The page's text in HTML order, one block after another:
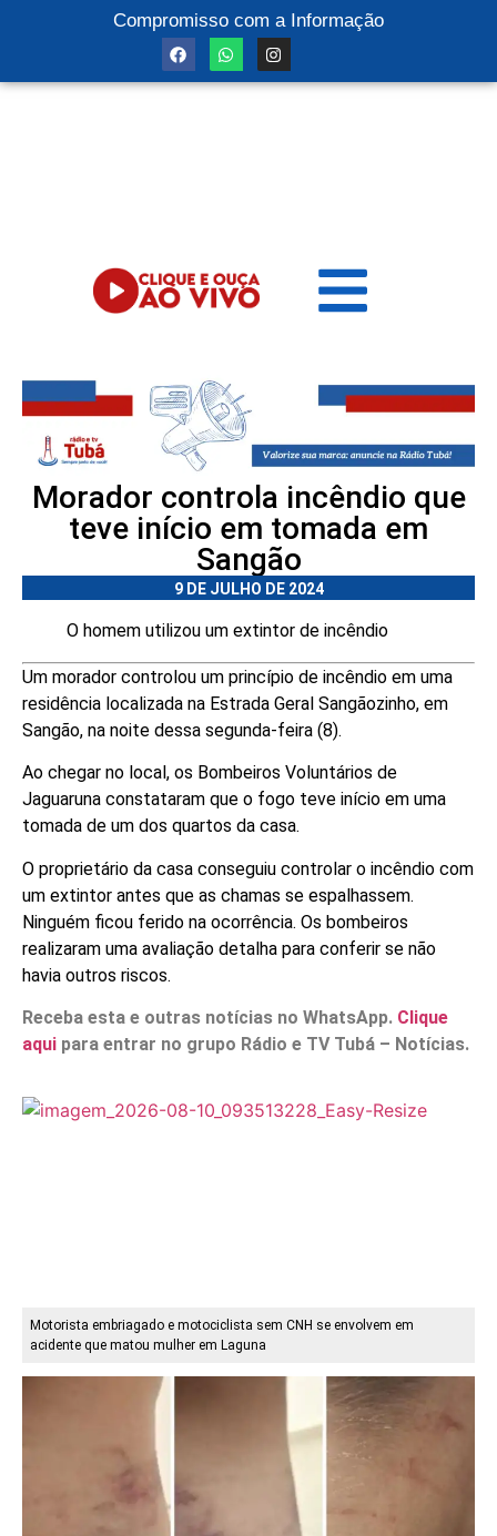
Compromisso com a Informação
Morador controla incêndio que
teve início em tomada em
Sangão
9 DE JULHO DE 2024
O homem utilizou um extintor de incêndio
Um morador controlou um princípio de incêndio em uma
residência localizada na Estrada Geral Sangãozinho, em
Sangão, na noite dessa segunda-feira (8).
Ao chegar no local, os Bombeiros Voluntários de
Jaguaruna constataram que o fogo teve início em uma
tomada de um dos quartos da casa.
O proprietário da casa conseguiu controlar o incêndio com
um extintor antes que as chamas se espalhassem.
Ninguém ficou ferido na ocorrência. Os bombeiros
realizaram uma avaliação detalha para conferir se não
havia outros riscos.
Receba esta e outras notícias no WhatsApp. Clique
aqui para entrar no grupo Rádio e TV Tubá – Notícias.
Motorista embriagado e motociclista sem CNH se envolvem em
acidente que matou mulher em Laguna